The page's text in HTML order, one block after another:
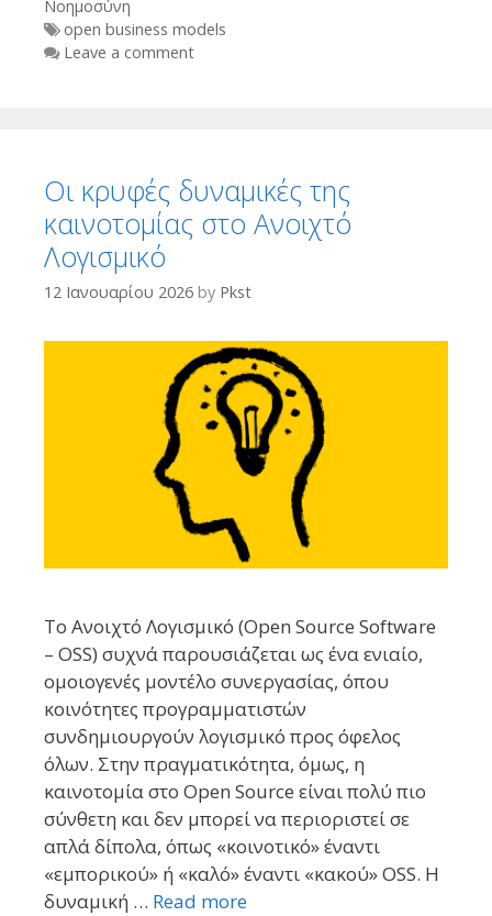
Νοημοσύνη
Tags
open business models
Leave a comment
Οι κρυφές δυναμικές της
καινοτομίας στο Ανοιχτό
Λογισμικό
12 Ιανουαρίου 2026 by Pkst
Το Ανοιχτό Λογισμικό (Open Source Software
– OSS) συχνά παρουσιάζεται ως ένα ενιαίο,
ομοιογενές μοντέλο συνεργασίας, όπου
κοινότητες προγραμματιστών
συνδημιουργούν λογισμικό προς όφελος
όλων. Στην πραγματικότητα, όμως, η
καινοτομία στο Open Source είναι πολύ πιο
σύνθετη και δεν μπορεί να περιοριστεί σε
απλά δίπολα, όπως «κοινοτικό» έναντι
«εμπορικού» ή «καλό» έναντι «κακού» OSS. Η
δυναμική … Read more